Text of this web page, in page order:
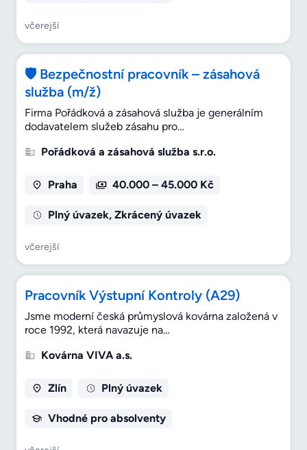
včerejší
🛡️ Bezpečnostní pracovník – zásahová
služba (m/ž)
Firma Pořádková a zásahová služba je generálním
dodavatelem služeb zásahu pro…
Pořádková a zásahová služba s.r.o.
Praha 40.000 – 45.000 Kč
Plný úvazek, Zkrácený úvazek
včerejší
Pracovník Výstupní Kontroly (A29)
Jsme moderní česká průmyslová kovárna založená v
roce 1992, která navazuje na…
Kovárna VIVA a.s.
Zlín Plný úvazek
Vhodné pro absolventy